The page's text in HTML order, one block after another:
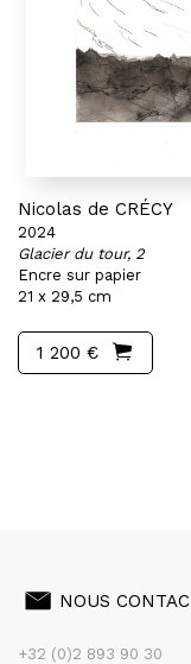
Nicolas de CRÉCY
2024
Glacier du tour, 2
Encre sur papier
21 x 29,5 cm
1 200 €
NOUS
+32 (0)2 893 90 30